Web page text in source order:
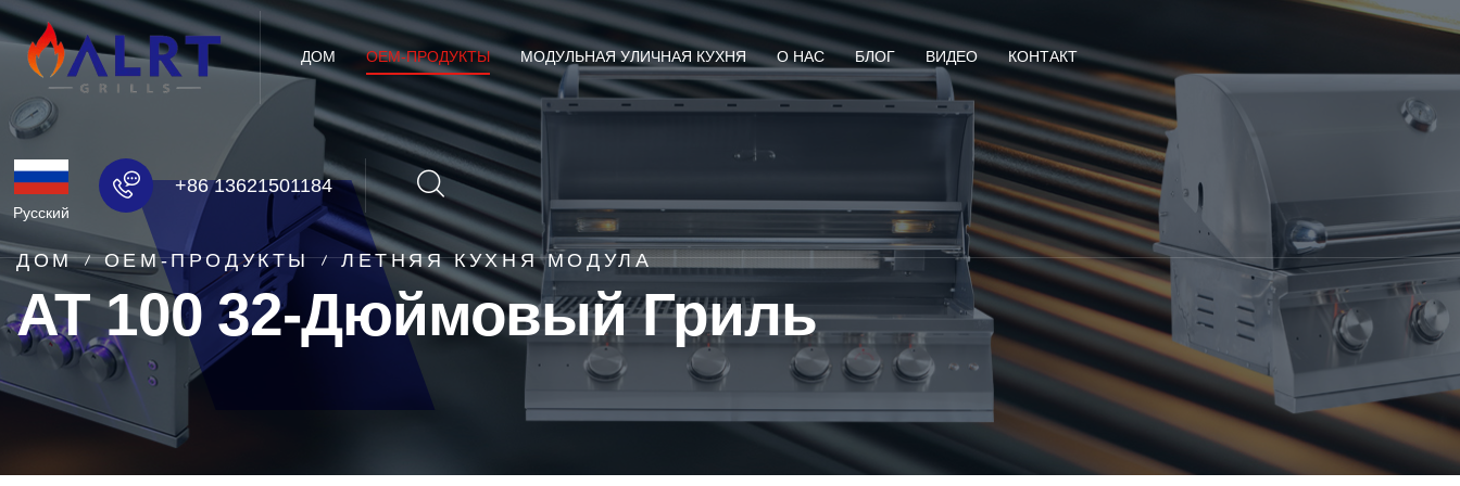
ДОМ OEM-ПРОДУКТЫ МОДУЛЬНАЯ УЛИЧНАЯ КУХНЯ О НАС БЛОГ ВИДЕО КОНТАКТ
Русский
+86 13621501184
ДОМ OEM-ПРОДУКТЫ ЛЕТНЯЯ КУХНЯ МОДУЛА
AT 100 32-Дюймовый Гриль